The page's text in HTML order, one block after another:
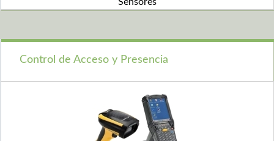
Control de Acceso y Presencia